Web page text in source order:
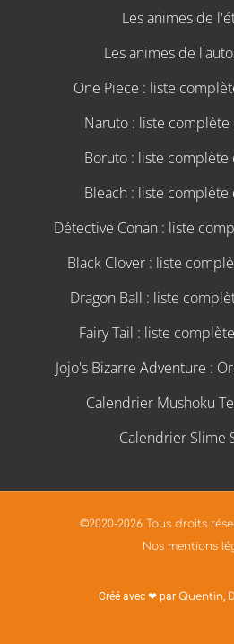
Les animes de
Les animes de
One Piece : liste
Naruto : liste
Boruto : liste complète
Bleach : liste
Détective Conan : liste
Black Clover : liste
Dragon Ball : liste
Fairy Tail : liste
Jojo's Bizarre Adventure :
Calendrier Mushoku
Calendrier Slime
©2020-2026 Tous droits
Nos mentions
Créé avec ❤ par Quentin,